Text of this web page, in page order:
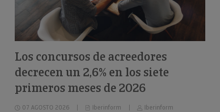
Los concursos de acreedores
decrecen un 2,6% en los siete
primeros meses de 2026
07 AGOSTO 2026 Iberinform Iberinform